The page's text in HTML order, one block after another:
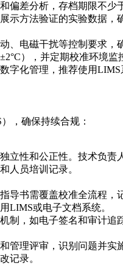
偏差分析，存档期限不少
示方法验证的实验数据，
、电磁干扰等控制要求，
），并定期校准环境监
字化管理，推荐使用LIMS
，确保持续合规：
立性和公正性。技术负责
人员培训记录。
导书需覆盖校准全流程，
LIMS或电子文档系统。
制，如电子签名和审计追
管理评审，识别问题并实
记录。